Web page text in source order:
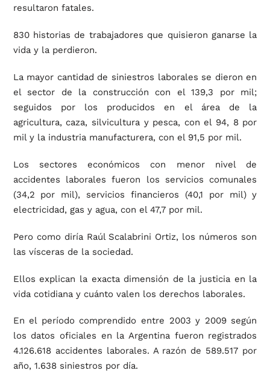
resultaron fatales.
830 historias de trabajadores que quisieron ganarse la
vida y la perdieron.
La mayor cantidad de siniestros laborales se dieron en
el sector de la construcción con el 139,3 por mil;
seguidos por los producidos en el área de la
agricultura, caza, silvicultura y pesca, con el 94, 8 por
mil y la industria manufacturera, con el 91,5 por mil.
Los sectores económicos con menor nivel de
accidentes laborales fueron los servicios comunales
(34,2 por mil), servicios financieros (40,1 por mil) y
electricidad, gas y agua, con el 47,7 por mil.
Pero como diría Raúl Scalabrini Ortiz, los números son
las vísceras de la sociedad.
Ellos explican la exacta dimensión de la justicia en la
vida cotidiana y cuánto valen los derechos laborales.
En el período comprendido entre 2003 y 2009 según
los datos oficiales en la Argentina fueron registrados
4.126.618 accidentes laborales. A razón de 589.517 por
año, 1.638 siniestros por día.